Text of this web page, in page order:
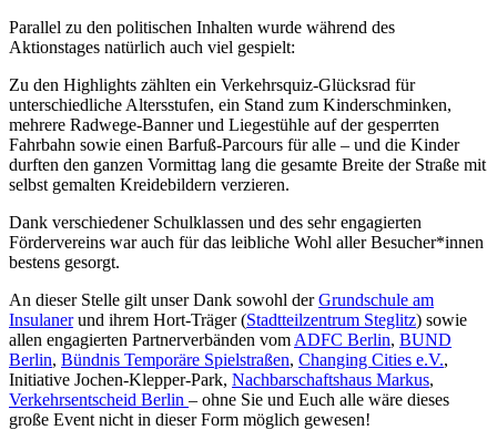
Parallel zu den politischen Inhalten wurde während des
Aktionstages natürlich auch viel gespielt:
Zu den Highlights zählten ein Verkehrsquiz-Glücksrad für
unterschiedliche Altersstufen, ein Stand zum Kinderschminken,
mehrere Radwege-Banner und Liegestühle auf der gesperrten
Fahrbahn sowie einen Barfuß-Parcours für alle – und die Kinder
durften den ganzen Vormittag lang die gesamte Breite der Straße mit
selbst gemalten Kreidebildern verzieren.
Dank verschiedener Schulklassen und des sehr engagierten
Fördervereins war auch für das leibliche Wohl aller Besucher*innen
bestens gesorgt.
An dieser Stelle gilt unser Dank sowohl derGrundschule am
Insulanerund ihrem Hort-Träger (Stadtteilzentrum Steglitz) sowie
allen engagierten Partnerverbänden vom ADFC Berlin, BUND
Berlin, Bündnis Temporäre Spielstraßen, Changing Cities e.V.,
Initiative Jochen-Klepper-Park, Nachbarschaftshaus Markus,
Verkehrsentscheid Berlin – ohne Sie und Euch alle wäre dieses
große Event nicht in dieser Form möglich gewesen!